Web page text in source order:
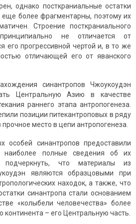
однако посткраниальные остатки
еще более фрагментарны, поэтому их
Строение посткраниального
не отличается от
его прогрессивной чертой и, в то же
отличающей его от яванского
синантропов Чжоукоудэн
Центральную Азию в качестве
раннего этапа антропогенеза.
позиции питекантроповых в ряду
место в цепи антропогенеза.
особей синантропов предоставили
наиболее полные сведения об их
подчеркнуть, что материалы из
являются образцовыми при
находок, а также, что
синантропа стали основанием
«колыбели человечества» более
континента – его Центральную часть.